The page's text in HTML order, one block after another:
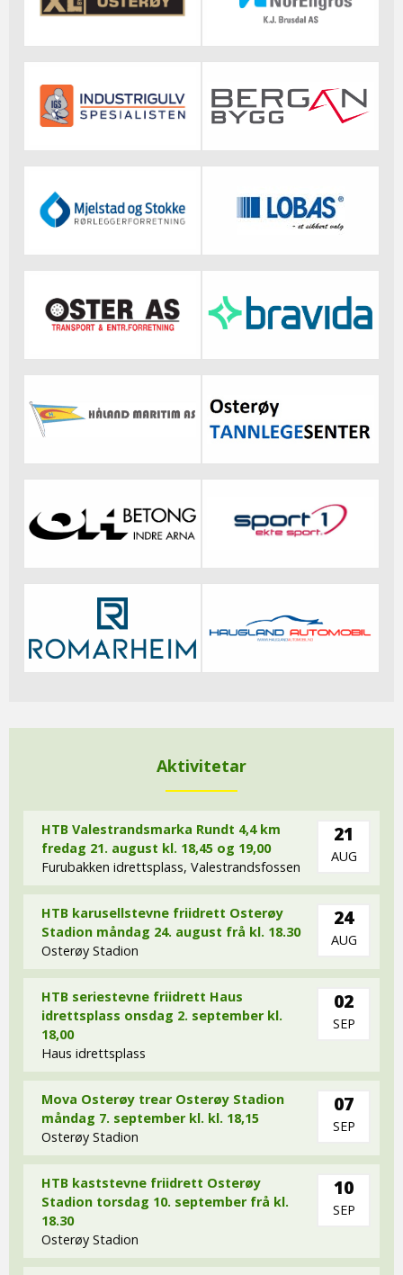
Aktivitetar
HTB Valestrandsmarka Rundt 4,4 km
fredag 21. august kl. 18,45 og 19,00
Furubakken idrettsplass, Valestrandsfossen
21
AUG
HTB karusellstevne friidrett Osterøy
Stadion måndag 24. august frå kl. 18.30
Osterøy Stadion
24
AUG
HTB seriestevne friidrett Haus
idrettsplass onsdag 2. september kl.
18,00
Haus idrettsplass
02
SEP
Mova Osterøy trear Osterøy Stadion
måndag 7. september kl. kl. 18,15
Osterøy Stadion
07
SEP
HTB kaststevne friidrett Osterøy
Stadion torsdag 10. september frå kl.
18.30
Osterøy Stadion
10
SEP